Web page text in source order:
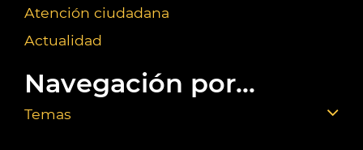
Atención ciudadana
Actualidad
Navegación por...
Temas